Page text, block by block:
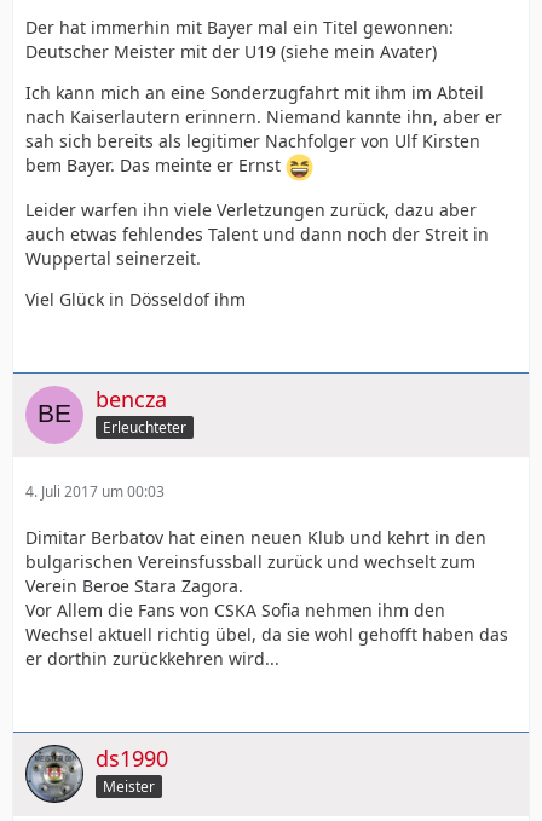
Der hat immerhin mit Bayer mal ein Titel gewonnen:
Deutscher Meister mit der U19 (siehe mein Avater)
Ich kann mich an eine Sonderzugfahrt mit ihm im Abteil
nach Kaiserlautern erinnern. Niemand kannte ihn, aber er
sah sich bereits als legitimer Nachfolger von Ulf Kirsten
bem Bayer. Das meinte er Ernst
Leider warfen ihn viele Verletzungen zurück, dazu aber
auch etwas fehlendes Talent und dann noch der Streit in
Wuppertal seinerzeit.
Viel Glück in Dösseldof ihm
bencza
Erleuchteter
4. Juli 2017 um 00:03
Dimitar Berbatov hat einen neuen Klub und kehrt in den
bulgarischen Vereinsfussball zurück und wechselt zum
Verein Beroe Stara Zagora.
Vor Allem die Fans von CSKA Sofia nehmen ihm den
Wechsel aktuell richtig übel, da sie wohl gehofft haben das
er dorthin zurückkehren wird...
ds1990
Meister